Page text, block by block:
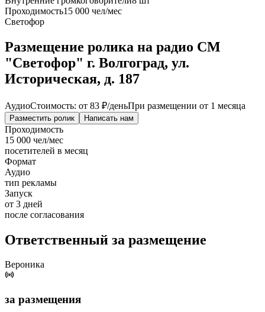
Проходимость15 000 чел/мес
Светофор
Размещение ролика на радио СМ
"Светофор" г. Волгоград, ул.
Историческая, д. 187
АудиоСтоимость: от 83 ₽/деньПри размещении от 1 месяца
Разместить ролик Написать нам
Проходимость
15 000 чел/мес
посетителей в месяц
Формат
Аудио
тип рекламы
Запуск
от 3 дней
после согласования
Ответственный за размещение
Вероника
за размещения